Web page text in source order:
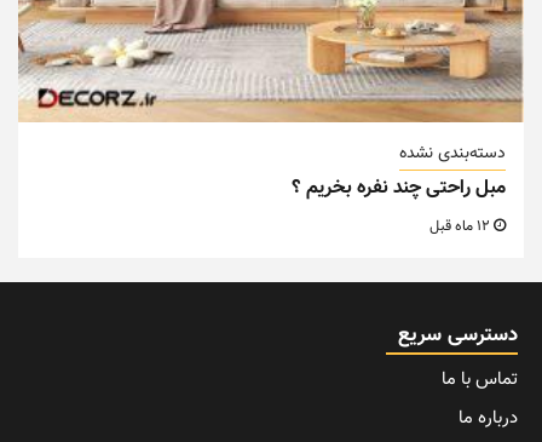
دسته‌بندی نشده
مبل راحتی چند نفره بخریم ؟
دسترسی سریع
تماس با ما
درباره ما